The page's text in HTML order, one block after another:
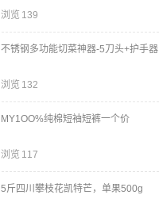
浏览 139
不锈钢多功能切菜神器-5刀头+护手器
浏览 132
MY1OO%纯棉短袖短裤一个价
浏览 117
5斤四川攀枝花凯特芒，单果500g